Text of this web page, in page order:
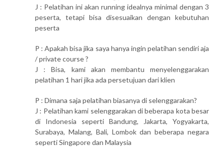
J : Pelatihan ini akan running idealnya minimal dengan 3
peserta, tetapi bisa disesuaikan dengan kebutuhan
peserta
P : Apakah bisa jika saya hanya ingin pelatihan sendiri aja
/ private course ?
J : Bisa, kami akan membantu menyelenggarakan
pelatihan 1 hari jika ada persetujuan dari klien
P : Dimana saja pelatihan biasanya di selenggarakan?
J : Pelatihan kami selenggarakan di beberapa kota besar
di Indonesia seperti Bandung, Jakarta, Yogyakarta,
Surabaya, Malang, Bali, Lombok dan beberapa negara
seperti Singapore dan Malaysia